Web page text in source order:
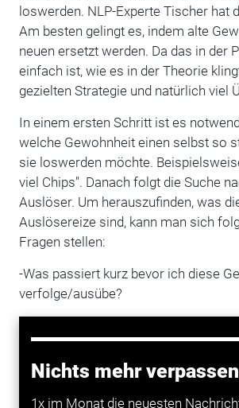
Nichts mehr
1x im Monat die neuesten
loswerden. NLP-Experte Tischer hat
Am besten gelingt es, indem alte
neuen ersetzt werden. Da das in der
einfach ist, wie es in der Theorie
gezielten Strategie und natürlich viel
In einem ersten Schritt ist es
welche Gewohnheit einen selbst so
sie loswerden möchte.
viel Chips". Danach folgt die Suche
Auslöser. Um herauszufinden, was
Auslösereize sind, kann man sich
Fragen stellen:
-Was passiert kurz bevor ich diese
verfolge/ausübe?
Handlungen durchführe?
- Und in welchen Situationen tritt die